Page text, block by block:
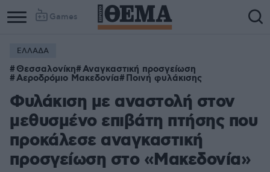
Games
ΕΛΛΑΔΑ
Θεσσαλονίκη Αναγκαστική προσγείωση
Αεροδρόμιο Μακεδονία Ποινή φυλάκισης
Φυλάκιση με αναστολή στον
μεθυσμένο επιβάτη πτήσης που
προκάλεσε αναγκαστική
προσγείωση στο «Μακεδονία»